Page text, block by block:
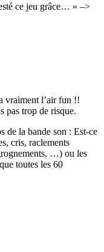
ce jeu grâce… » –>
vraiment l’air fun !!
pas trop de risque.
de la bande son : Est-ce
cris, raclements
…) ou les
toutes les 60